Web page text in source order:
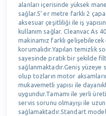
alanları içerisinde yüksek
sağlar.5’ er metre farklı 2
aksesuar çeşitliliği ile iş
kullanım sağlar. Cleanvac As
makinamız farklı
korumalıdır.Yapılan temizlik
sayesinde pratik bir şekilde
sağlanmaktadır.Geniş
olup tozların motor
mukavemetli yapısı ile
uygundur.Tamamı ile yerli
servis sorunu olmayışı ile
sağlamaktadır.Standart